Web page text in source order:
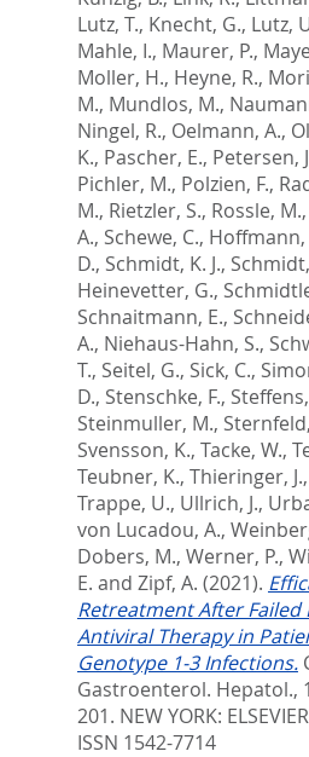
Lutz, T., Knecht, G., Lutz,
Mahle, I., Maurer, P.,
Moller, H., Heyne, R.,
M., Mundlos, M.,
Ningel, R., Oelmann, A.,
K., Pascher, E., Petersen,
Pichler, M., Polzien, F.,
M., Rietzler, S., Rossle, M.,
A., Schewe, C., Hoffmann,
D., Schmidt, K. J.,
Heinevetter, G.,
Schnaitmann, E.,
A., Niehaus-Hahn, S.,
T., Seitel, G., Sick, C.,
D., Stenschke, F.,
Steinmuller, M.,
Svensson, K., Tacke, W.,
Teubner, K., Thieringer, J.,
Trappe, U., Ullrich, J.,
von Lucadou, A.,
Dobers, M., Werner, P.,
E. and Zipf, A. (2021).
Retreatment After Failed
Antiviral Therapy in
Genotype 1-3 Infections.
Gastroenterol. Hepatol.,
201. NEW YORK:
ISSN 1542-7714